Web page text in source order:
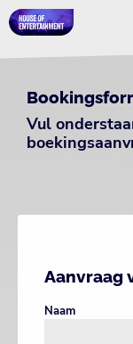
Vul
Aanvraag
Naam